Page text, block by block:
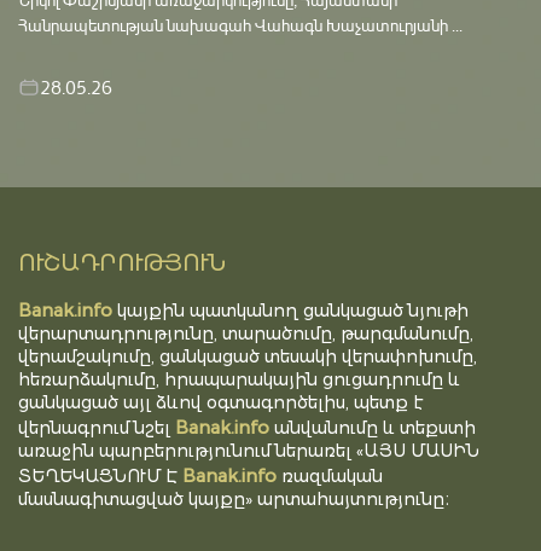
Հանրապետության նախագահ Վահագն Խաչատուրյանի ...
28.05.26
ՈՒՇԱԴՐՈՒԹՅՈՒՆ
Banak.info կայքին պատկանող ցանկացած նյութի
վերարտադրությունը, տարածումը, թարգմանումը,
վերամշակումը, ցանկացած տեսակի վերափոխումը,
հեռարձակումը, հրապարակային ցուցադրումը և
ցանկացած այլ ձևով օգտագործելիս, պետք է
վերնագրում նշել Banak.info անվանումը և տեքստի
առաջին պարբերությունում ներառել «ԱՅՍ ՄԱՍԻՆ
ՏԵՂԵԿԱՑՆՈՒՄ Է Banak.info ռազմական
մասնագիտացված կայքը» արտահայտությունը։